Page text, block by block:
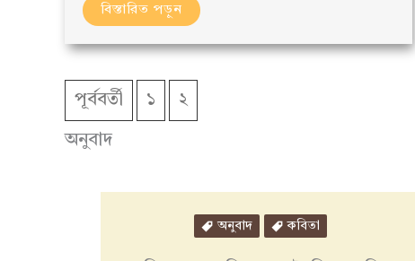
বিস্তারিত পড়ুন
পূর্ববর্তী ১ ২
অনুবাদ
অনুবাদ কবিতা